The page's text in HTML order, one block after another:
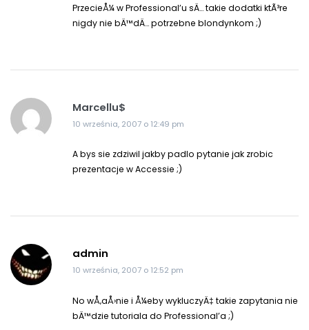
PrzecieÅ¼ w Professional’u sÄ… takie dodatki ktÃ³re
nigdy nie bÄ™dÄ… potrzebne blondynkom ;)
Marcellu$
10 września, 2007 o 12:49 pm
A bys sie zdziwil jakby padlo pytanie jak zrobic
prezentacje w Accessie ;)
admin
10 września, 2007 o 12:52 pm
No wÅ‚aÅ›nie i Å¼eby wykluczyÄ‡ takie zapytania nie
bÄ™dzie tutoriala do Professional’a ;)